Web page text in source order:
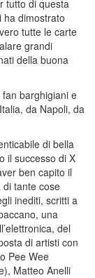
tutto di questa
ha dimostrato
tutte le carte
grandi
della buona
fan barghigiani e
da Napoli, da
di bella
il successo di X
ben capito il
tante cose
inediti, scritti a
una
del
di artisti con
Pee Wee
Matteo Anelli